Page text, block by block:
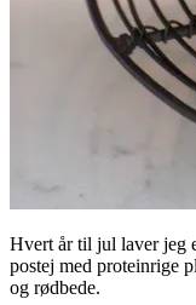
Hvert år til jul laver jeg
postej med proteinrige
og rødbede.